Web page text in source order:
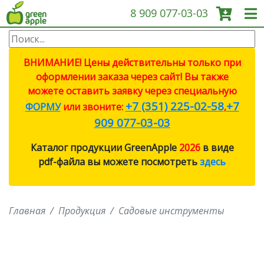
8 909 077-03-03
О КОМПАНИИ
ПРОДУКЦИЯ
САДОВЫЕ ИНСТРУМЕНТЫ
СИСТЕМЫ ПОЛИВА
СИСТЕМЫ ПОЛИВА ECO
ПРОТИВОМОСКИТНЫЕ
ВНИМАНИЕ! Цены действительны только при
оформлении заказа через сайт! Вы также
можете оставить заявку через специальную
ФОРМУили звоните: +7 (351) 225-02-58,+7
909 077-03-03
Каталог продукции GreenApple 2026в виде
pdf-файла вы можете посмотретьздесь
Главная Продукция Садовые инструменты